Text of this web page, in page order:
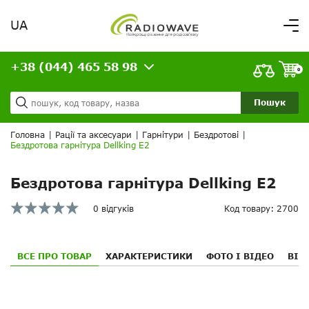
Вітаємо,
увійдіть в особистий кабінет
Доставка та оплата
Кредит
Статті
Контакти
ВАШЕ ЗАМОВЛЕННЯ
UA
Пошук
+38 (044) 465 58 98 0
Головна Рації та аксесуари Гарнітури Бездротові
Бездротова гарнітура Dellking E2
Бездротова гарнітура Dellking E2
0 відгуків Код товару: 2700
ВСЕ ПРО ТОВАР ХАРАКТЕРИСТИКИ ФОТО І ВІДЕО